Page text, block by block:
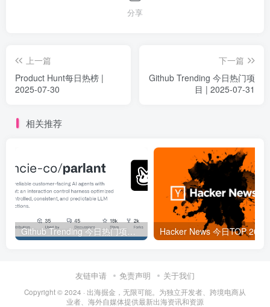
分享
上一篇
Product Hunt每日热榜 |
2025-07-30
下一篇
Github Trending 今日热门项
目 | 2025-07-31
相关推荐
Github Trending 今日热门项目 | 2025-09-06
友链申请 免责声明 关于我们
Copyright © 2024 · 出海掘金，无限可能。为独立开发者、跨境电商从
业者、海外自媒体提供最新出海资讯和资源